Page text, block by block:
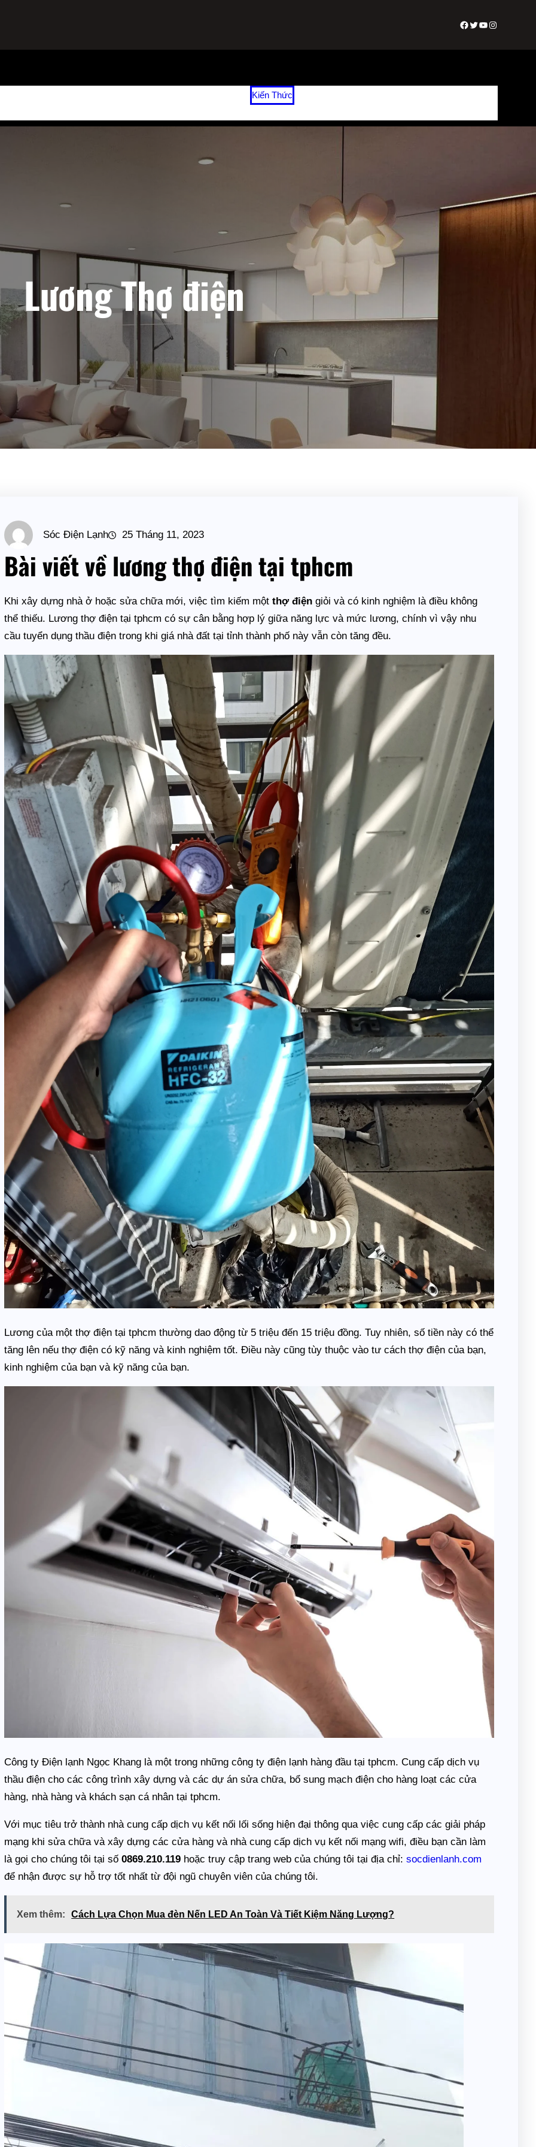
Facebook
Twitter
Youtube
Instagram
Kiến Thức
Lương Thợ điện
Sóc Điện Lạnh 25 Tháng 11, 2023
Bài viết về lương thợ điện tại tphcm
Khi xây dựng nhà ở hoặc sửa chữa mới, việc tìm kiếm mộtthợ điện giỏi và có kinh nghiệm là điều không
thể thiếu. Lương thợ điện tại tphcm có sự cân bằng hợp lý giữa năng lực và mức lương, chính vì vậy nhu
cầu tuyển dụng thầu điện trong khi giá nhà đất tại tỉnh thành phố này vẫn còn tăng đều.
Lương của một thợ điện tại tphcm thường dao động từ 5 triệu đến 15 triệu đồng. Tuy nhiên, số tiền này có thể
tăng lên nếu thợ điện có kỹ năng và kinh nghiệm tốt. Điều này cũng tùy thuộc vào tư cách thợ điện của bạn,
kinh nghiệm của bạn và kỹ năng của bạn.
Công ty Điện lạnh Ngọc Khang là một trong những công ty điện lạnh hàng đầu tại tphcm. Cung cấp dịch vụ
thầu điện cho các công trình xây dựng và các dự án sửa chữa, bổ sung mạch điện cho hàng loạt các cửa
hàng, nhà hàng và khách sạn cá nhân tại tphcm.
Với mục tiêu trở thành nhà cung cấp dịch vụ kết nối lối sống hiện đại thông qua việc cung cấp các giải pháp
mạng khi sửa chữa và xây dựng các cửa hàng và nhà cung cấp dịch vụ kết nối mạng wifi, điều bạn cần làm
là gọi cho chúng tôi tại số0869.210.119 hoặc truy cập trang web của chúng tôi tại địa chỉ:socdienlanh.com
để nhận được sự hỗ trợ tốt nhất từ đội ngũ chuyên viên của chúng tôi.
Xem thêm: Cách Lựa Chọn Mua đèn Nến LED An Toàn Và Tiết Kiệm Năng Lượng?